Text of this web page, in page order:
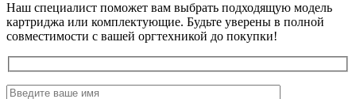
Наш специалист поможет вам выбрать подходящую модель
картриджа или комплектующие. Будьте уверены в полной
совместимости с вашей оргтехникой до покупки!